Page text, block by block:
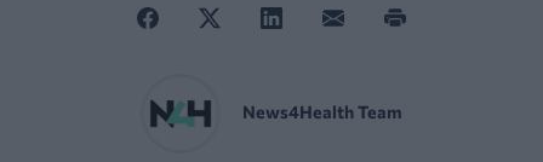
News4Health Team